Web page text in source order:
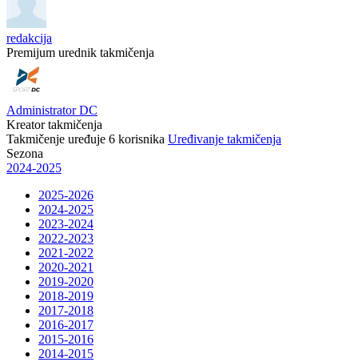
redakcija
Premijum urednik takmičenja
Administrator DC
Kreator takmičenja
Takmičenje uređuje 6 korisnika Uređivanje takmičenja
Sezona
2024-2025
2025-2026
2024-2025
2023-2024
2022-2023
2021-2022
2020-2021
2019-2020
2018-2019
2017-2018
2016-2017
2015-2016
2014-2015